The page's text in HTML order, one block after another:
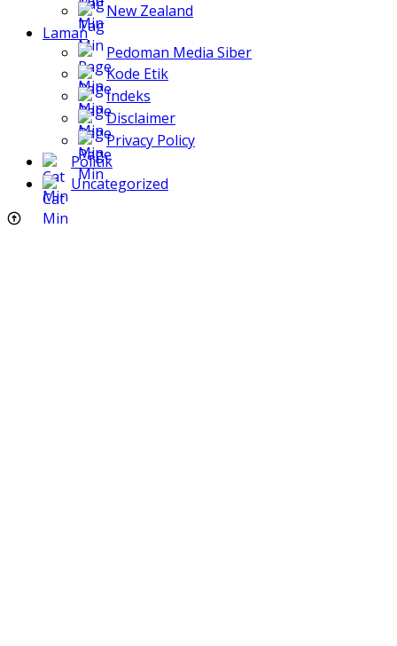
New Zealand
Laman
Pedoman Media Siber
Kode Etik
Indeks
Disclaimer
Privacy Policy
Politik
Uncategorized